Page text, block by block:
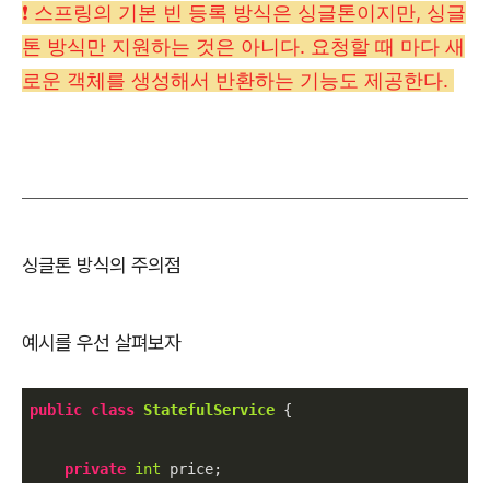
❗️ 스프링의 기본 빈 등록 방식은 싱글톤이지만, 싱글
톤 방식만 지원하는 것은 아니다. 요청할 때 마다 새
로운 객체를 생성해서 반환하는 기능도 제공한다.
싱글톤 방식의 주의점
예시를 우선 살펴보자
public class StatefulService {
private int price;